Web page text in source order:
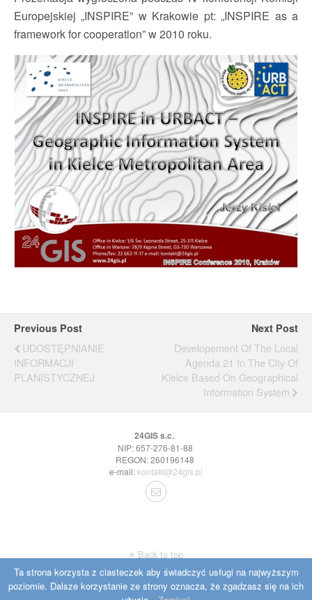
Europejskiej „INSPIRE” w Krakowie pt: „INSPIRE as a
framework for cooperation” w 2010 roku.
Previous Post
UDOSTĘPNIANIE
INFORMACJI
PLANISTYCZNEJ
Next Post
Developement Of The Local
Agenda 21 In The City Of
Kielce Based On Geographical
Information System
24GIS s.c.
NIP: 657-276-81-88
REGON: 260196148
e-mail: kontakt@24gis.pl
Ta strona korzysta z ciasteczek aby świadczyć usługi na najwyższym
poziomie. Dalsze korzystanie ze strony oznacza, że zgadzasz się na ich
Back to top
Mobile Desktop